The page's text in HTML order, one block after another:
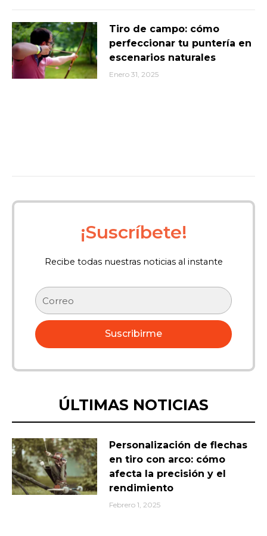
Tiro de campo: cómo
perfeccionar tu puntería en
escenarios naturales
Enero 31, 2025
¡Suscríbete!
Recibe todas nuestras noticias al instante
Correo
electrónico
Suscribirme
ÚLTIMAS NOTICIAS
Personalización de flechas
en tiro con arco: cómo
afecta la precisión y el
rendimiento
Febrero 1, 2025